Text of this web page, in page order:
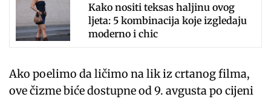
Kako nositi teksas haljinu ovog
ljeta: 5 kombinacija koje izgledaju
moderno i chic
Ako poelimo da ličimo na lik iz crtanog filma,
ove čizme biće dostupne od 9. avgusta po cijeni